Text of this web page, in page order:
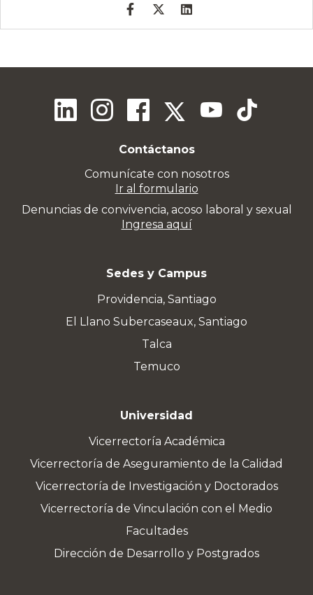
Contáctanos
Comunícate con nosotros
Ir al formulario
Denuncias de convivencia, acoso laboral y sexual
Ingresa aquí
Sedes y Campus
Providencia, Santiago
El Llano Subercaseaux, Santiago
Talca
Temuco
Universidad
Vicerrectoría Académica
Vicerrectoría de Aseguramiento de la Calidad
Vicerrectoría de Investigación y Doctorados
Vicerrectoría de Vinculación con el Medio
Facultades
Dirección de Desarrollo y Postgrados